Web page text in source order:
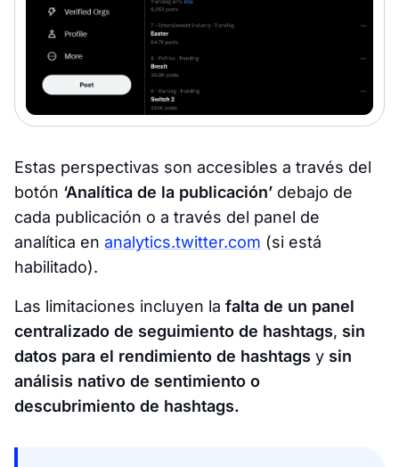
Estas perspectivas son accesibles a través del
botón ‘Analítica de la publicación’ debajo de
cada publicación o a través del panel de
analítica en analytics.twitter.com (si está
habilitado).
Las limitaciones incluyen la falta de un panel
centralizado de seguimiento de hashtags, sin
datos para el rendimiento de hashtags y sin
análisis nativo de sentimiento o
descubrimiento de hashtags.